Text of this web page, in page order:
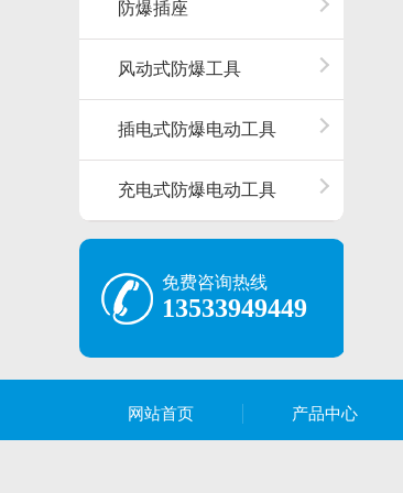
防爆插座
风动式防爆工具
插电式防爆电动工具
充电式防爆电动工具
免费咨询热线
13533949449
网站首页 产品中心